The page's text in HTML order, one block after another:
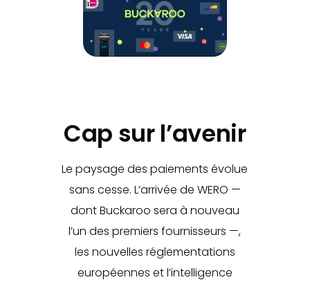
Cap sur l’avenir
Le paysage des paiements évolue
sans cesse. L’arrivée de WERO —
dont Buckaroo sera à nouveau
l’un des premiers fournisseurs —,
les nouvelles réglementations
européennes et l’intelligence